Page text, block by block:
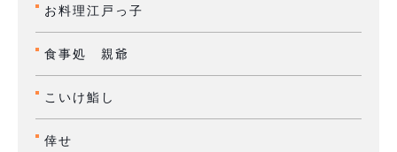
お料理江戸っ子
食事処 親爺
こいけ鮨し
倖せ